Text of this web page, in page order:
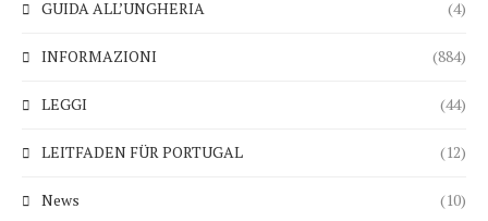
GUIDA ALL’UNGHERIA (4)
INFORMAZIONI (884)
LEGGI (44)
LEITFADEN FÜR PORTUGAL (12)
News (10)